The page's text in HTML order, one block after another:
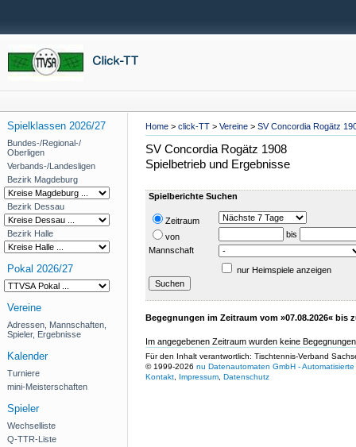
Home > click-TT > Vereine > SV Concordia Rogätz
Spielklassen 2026/27
Bundes-/Regional-/
Oberligen
Verbands-/Landesligen
Bezirk Magdeburg
Bezirk Dessau
Bezirk Halle
Pokal 2026/27
Vereine
Adressen, Mannschaften,
Spieler, Ergebnisse
Kalender
Turniere
mini-Meisterschaften
Spieler
Wechselliste
Q-TTR-Liste
SV Concordia Rogätz 1908
Spielbetrieb und Ergebnisse
Spielberichte Suchen
Zeitraum
von
bis
Mannschaft
nur Heimspiele anzeigen
Begegnungen im Zeitraum vom »07.08.2026« bis
Im angegebenen Zeitraum wurden keine
Für den Inhalt verantwortlich: Tischtennis-Verband
© 1999-2026 nu Datenautomaten GmbH -
Kontakt
Impressum Datenschutz